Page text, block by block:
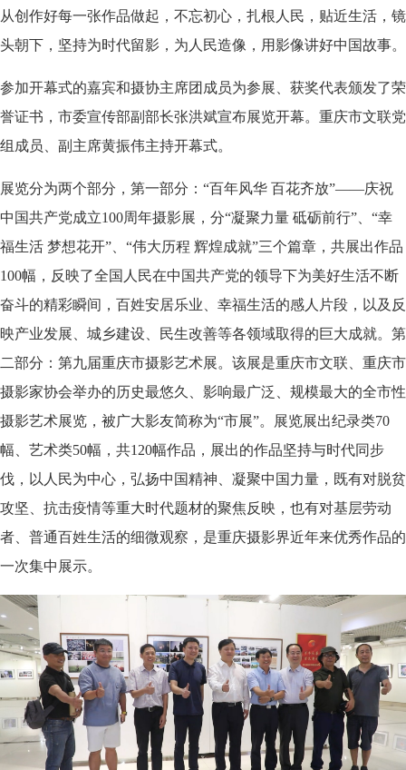
从创作好每一张作品做起，不忘初心，扎根人民，贴近生活，镜
头朝下，坚持为时代留影，为人民造像，用影像讲好中国故事。
参加开幕式的嘉宾和摄协主席团成员为参展、获奖代表颁发了荣
誉证书，市委宣传部副部长张洪斌宣布展览开幕。重庆市文联党
组成员、副主席黄振伟主持开幕式。
展览分为两个部分，第一部分：“百年风华 百花齐放”——庆祝
中国共产党成立100周年摄影展，分“凝聚力量 砥砺前行”、“幸
福生活 梦想花开”、“伟大历程 辉煌成就”三个篇章，共展出作品
100幅，反映了全国人民在中国共产党的领导下为美好生活不断
奋斗的精彩瞬间，百姓安居乐业、幸福生活的感人片段，以及反
映产业发展、城乡建设、民生改善等各领域取得的巨大成就。第
二部分：第九届重庆市摄影艺术展。该展是重庆市文联、重庆市
摄影家协会举办的历史最悠久、影响最广泛、规模最大的全市性
摄影艺术展览，被广大影友简称为“市展”。展览展出纪录类70
幅、艺术类50幅，共120幅作品，展出的作品坚持与时代同步
伐，以人民为中心，弘扬中国精神、凝聚中国力量，既有对脱贫
攻坚、抗击疫情等重大时代题材的聚焦反映，也有对基层劳动
者、普通百姓生活的细微观察，是重庆摄影界近年来优秀作品的
一次集中展示。